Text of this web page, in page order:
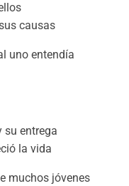
causas
uno entendía
su entrega
la vida
muchos jóvenes